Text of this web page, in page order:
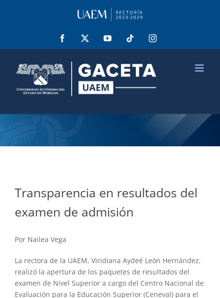
Facebook YouTube Tiktok Instagram
Transparencia en resultados del
examen de admisión
Por Nailea Vega
La rectora de la UAEM, Viridiana Aydeé León Hernández,
realizó la apertura de los paquetes de resultados del
examen de Nivel Superior a cargo del Centro Nacional de
Evaluación para la Educación Superior (Ceneval) para el